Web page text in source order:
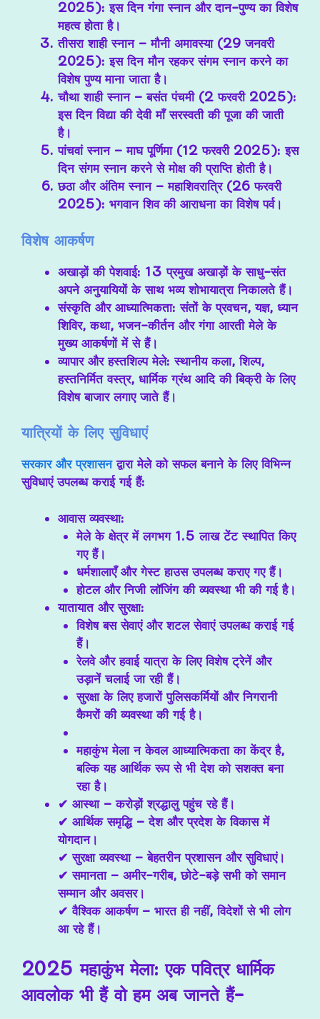
2025): इस दिन गंगा स्नान और दान-पुण्य का विशेष
महत्व होता है।
तीसरा शाही स्नान – मौनी अमावस्या (29 जनवरी
2025): इस दिन मौन रहकर संगम स्नान करने का
विशेष पुण्य माना जाता है।
चौथा शाही स्नान – बसंत पंचमी (2 फरवरी 2025):
इस दिन विद्या की देवी माँ सरस्वती की पूजा की जाती
है।
पांचवां स्नान – माघ पूर्णिमा (12 फरवरी 2025): इस
दिन संगम स्नान करने से मोक्ष की प्राप्ति होती है।
छठा और अंतिम स्नान – महाशिवरात्रि (26 फरवरी
2025): भगवान शिव की आराधना का विशेष पर्व।
विशेष आकर्षण
अखाड़ों की पेशवाई: 13 प्रमुख अखाड़ों के साधु-संत
अपने अनुयायियों के साथ भव्य शोभायात्रा निकालते हैं।
संस्कृति और आध्यात्मिकता: संतों के प्रवचन, यज्ञ, ध्यान
शिविर, कथा, भजन-कीर्तन और गंगा आरती मेले के
मुख्य आकर्षणों में से हैं।
व्यापार और हस्तशिल्प मेले: स्थानीय कला, शिल्प,
हस्तनिर्मित वस्त्र, धार्मिक ग्रंथ आदि की बिक्री के लिए
विशेष बाजार लगाए जाते हैं।
यात्रियों के लिए सुविधाएं
सरकार और प्रशासनद्वारा मेले को सफल बनाने के लिए विभिन्न
सुविधाएं उपलब्ध कराई गई हैं:
आवास व्यवस्था:
मेले के क्षेत्र में लगभग 1.5 लाख टेंट स्थापित किए
गए हैं।
धर्मशालाएँ और गेस्ट हाउस उपलब्ध कराए गए हैं।
होटल और निजी लॉजिंग की व्यवस्था भी की गई है।
यातायात और सुरक्षा:
विशेष बस सेवाएं और शटल सेवाएं उपलब्ध कराई गई
हैं।
रेलवे और हवाई यात्रा के लिए विशेष ट्रेनें और
उड़ानें चलाई जा रही हैं।
सुरक्षा के लिए हजारों पुलिसकर्मियों और निगरानी
कैमरों की व्यवस्था की गई है।
महाकुंभ मेला न केवल आध्यात्मिकता का केंद्र है,
बल्कि यह आर्थिक रूप से भी देश को सशक्त बना
रहा है।
✔ आस्था– करोड़ों श्रद्धालु पहुंच रहे हैं।
✔ आर्थिक समृद्धि– देश और प्रदेश के विकास में
योगदान।
✔सुरक्षा व्यवस्था– बेहतरीन प्रशासन और सुविधाएं।
✔समानता– अमीर-गरीब, छोटे-बड़े सभी को समान
सम्मान और अवसर।
✔वैश्विक आकर्षण– भारत ही नहीं, विदेशों से भी लोग
आ रहे हैं।
2025 महाकुंभ मेला: एक पवित्र धार्मिक
आवलोक भी हैं वो हम अब जानते हैं-